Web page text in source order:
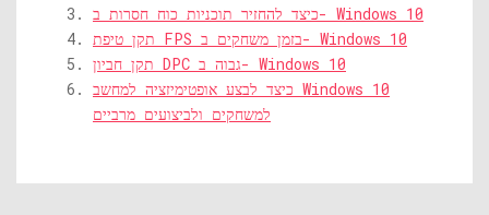
כיצד להחזיר תוכניות כוח חסרות ב- Windows 10
תקן טיפת FPS בזמן משחקים ב- Windows 10
תקן חביון DPC גבוה ב- Windows 10
כיצד לבצע אופטימיזציה למחשב Windows 10
למשחקים ולביצועים מרביים